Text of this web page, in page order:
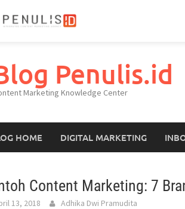
Penulis.id
Marketing Knowledge Center
HOME DIGITAL MARKETING
Content Marketing: 7
13, 2018 Adhika Dwi Pramudita